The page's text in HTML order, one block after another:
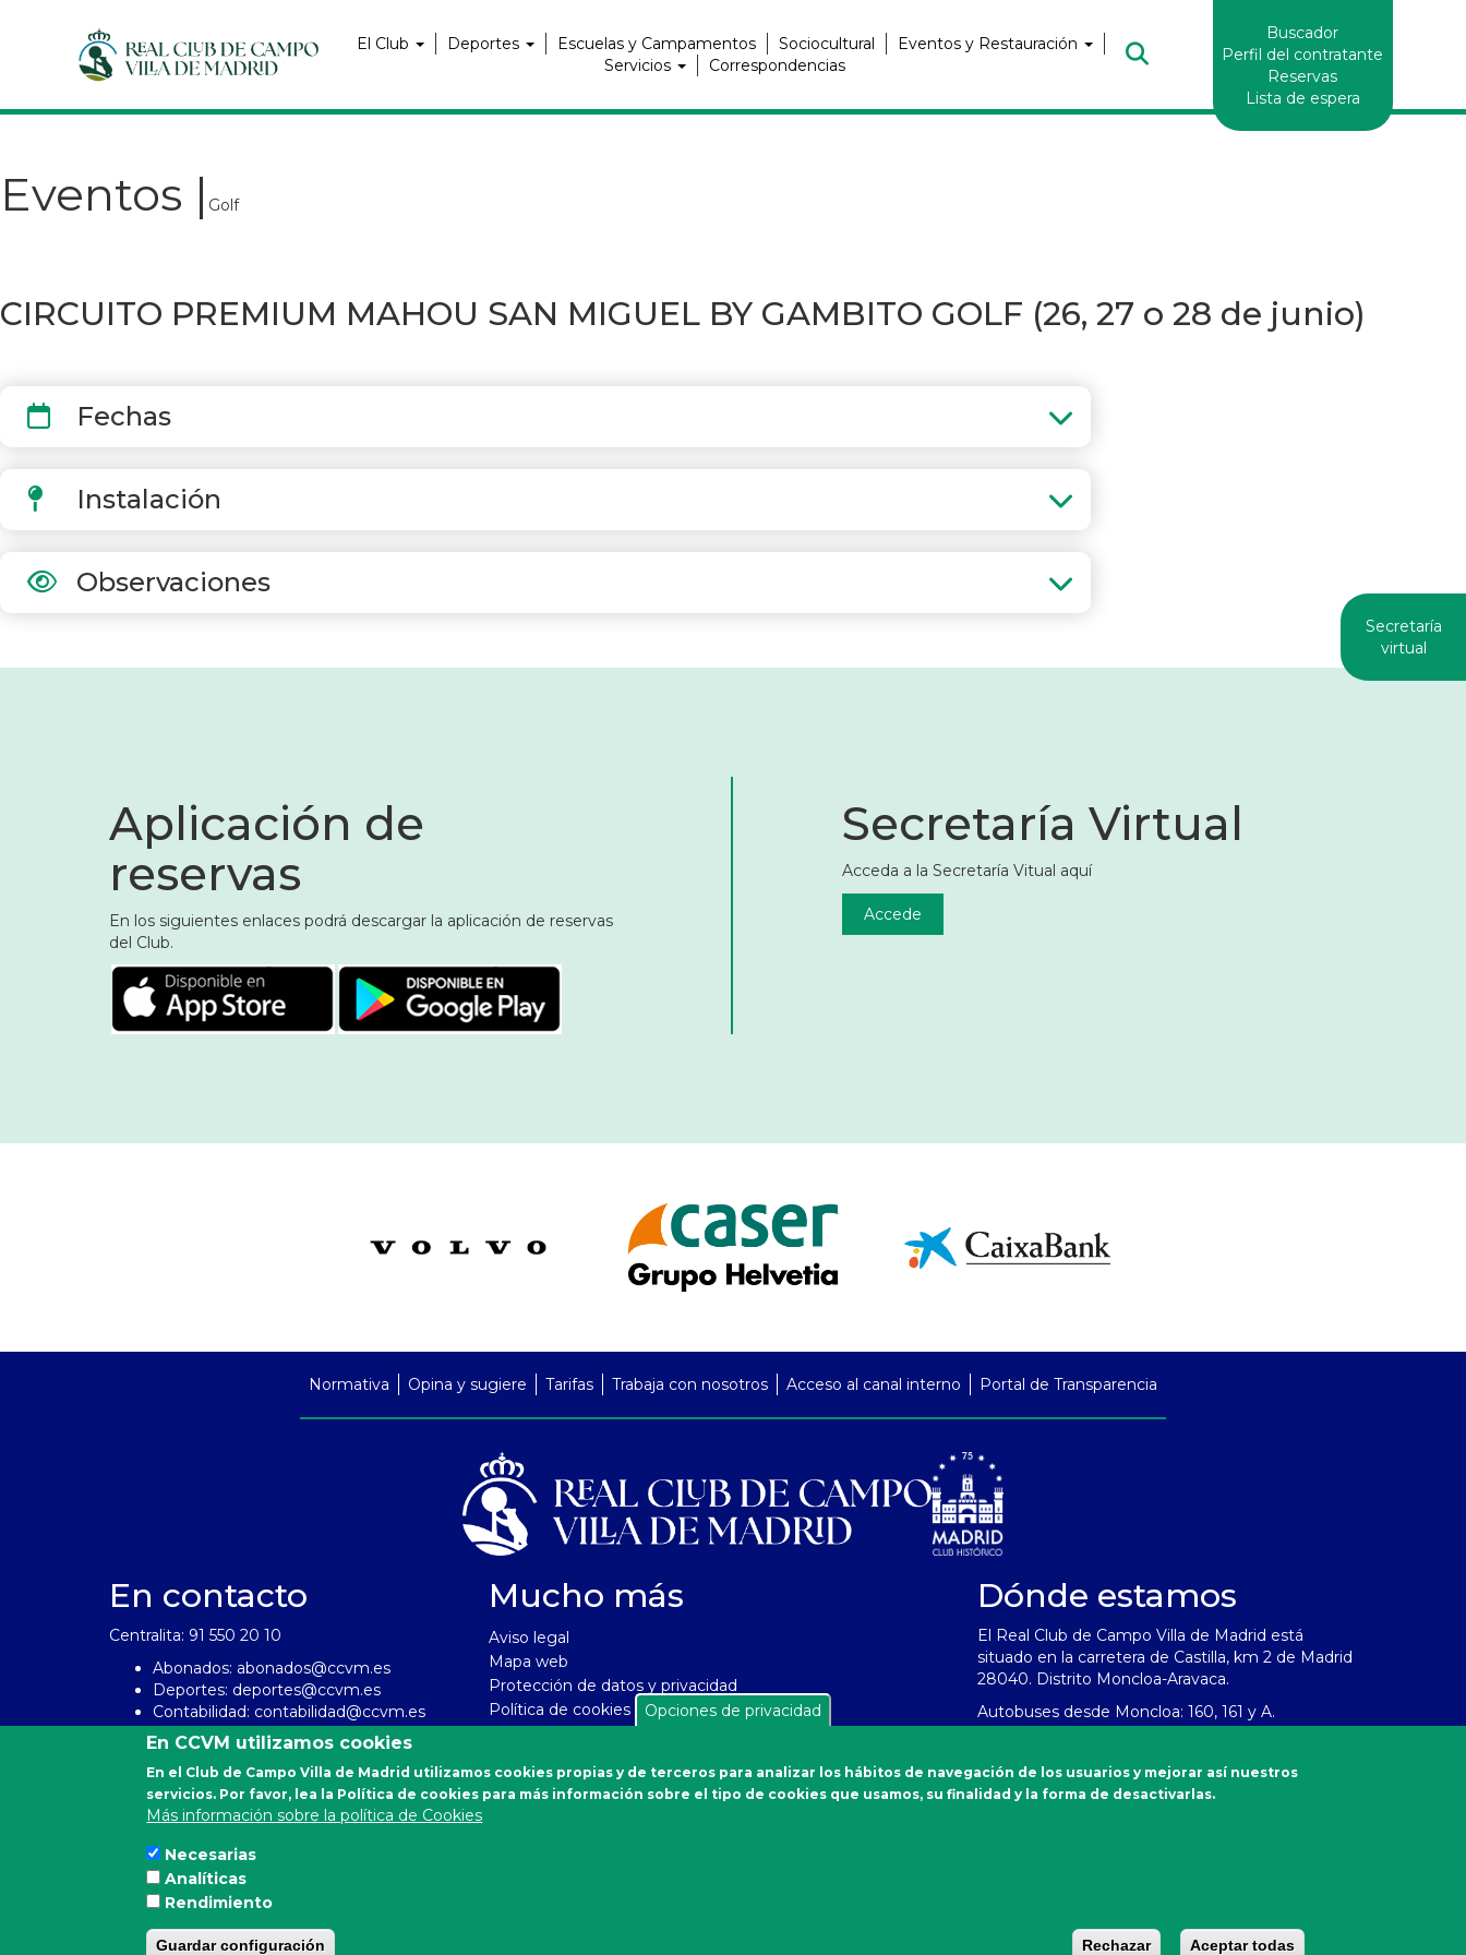
Header
Buscador
Perfil del contratante
Reservas
Lista de espera
Secretaría
virtual
principal
El Club Deportes Escuelas y Campamentos Sociocultural
Eventos y Restauración
Servicios
Correspondencias
Eventos | Golf
CIRCUITO PREMIUM MAHOU SAN MIGUEL BY GAMBITO GOLF (26, 27 o 28 de junio)
Fechas
Instalación
Observaciones
Aplicación de
reservas
En los siguientes enlaces podrá descargar la aplicación de reservas
del Club.
Secretaría Virtual
Acceda a la Secretaría Vitual aquí
Accede
Normativa
Opina y sugiere Tarifas Trabaja con nosotros Acceso al canal interno Portal de Transparencia
En contacto
Centralita: 91 550 20 10
Abonados: abonados@ccvm.es
Deportes: deportes@ccvm.es
Contabilidad: contabilidad@ccvm.es
Personal:personal@ccvm.es
Mucho más
Aviso legal
Mapa web
Protección de datos y privacidad
Política de cookies
Soporte de aplicaciones
Accesibilidad
Dónde estamos
El Real Club de Campo Villa de Madrid está
situado en la carretera de Castilla, km 2 de Madrid
28040. Distrito Moncloa-Aravaca.
Autobuses desde Moncloa: 160, 161 y A.
Emergencias
Sanitarias
Opciones de privacidad
En CCVM utilizamos cookies
En el Club de Campo Villa de Madrid utilizamos cookies propias y de terceros para analizar los hábitos de navegación de los usuarios y mejorar así nuestros
servicios. Por favor, lea la Política de cookies para más información sobre el tipo de cookies que usamos, su finalidad y la forma de desactivarlas.
Más información sobre la política de Cookies
Necesarias
Analíticas
Rendimiento
Guardar configuración Rechazar Aceptar todas